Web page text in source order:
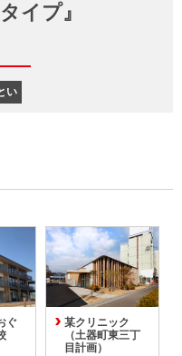
イプ』
い
ぐ
某クリニック
（土器町東三丁
目計画）